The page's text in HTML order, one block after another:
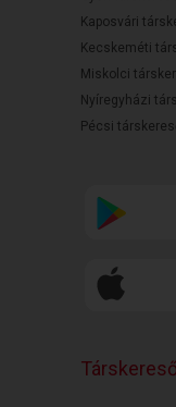
Kaposvári
Kecskeméti
Miskolci
Nyíregyházi
Pécsi